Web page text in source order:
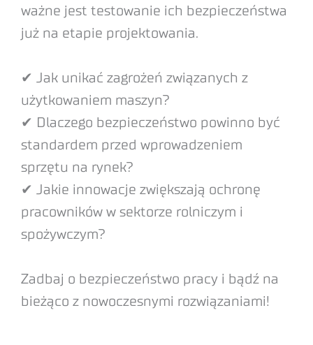
ważne jest testowanie ich bezpieczeństwa
już na etapie projektowania.
✔ Jak unikać zagrożeń związanych z
użytkowaniem maszyn?
✔ Dlaczego bezpieczeństwo powinno być
standardem przed wprowadzeniem
sprzętu na rynek?
✔ Jakie innowacje zwiększają ochronę
pracowników w sektorze rolniczym i
spożywczym?
Zadbaj o bezpieczeństwo pracy i bądź na
bieżąco z nowoczesnymi rozwiązaniami!